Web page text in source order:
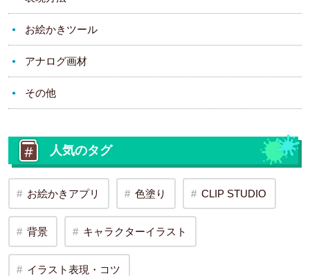
お絵かきツール
アナログ画材
その他
人気のタグ
お絵かきアプリ 色塗り CLIP STUDIO
背景 キャラクターイラスト
イラスト表現・コツ